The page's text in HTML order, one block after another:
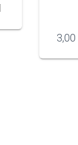
3,00